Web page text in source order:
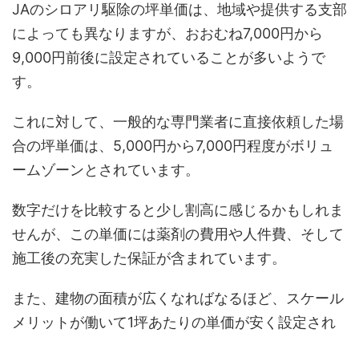
JAのシロアリ駆除の坪単価は、地域や提供する支部
によっても異なりますが、おおむね7,000円から
9,000円前後に設定されていることが多いようで
す。
これに対して、一般的な専門業者に直接依頼した場
合の坪単価は、5,000円から7,000円程度がボリュ
ームゾーンとされています。
数字だけを比較すると少し割高に感じるかもしれま
せんが、この単価には薬剤の費用や人件費、そして
施工後の充実した保証が含まれています。
また、建物の面積が広くなればなるほど、スケール
メリットが働いて1坪あたりの単価が安く設定され